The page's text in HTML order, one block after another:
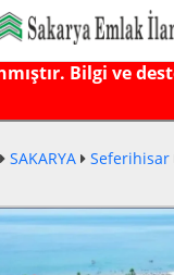
Bilgi ve
SAKARYA Seferihisar